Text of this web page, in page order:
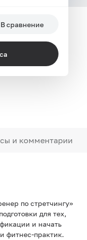
В сравнение
и комментарии
по стретчингу»
для тех,
и начать
фитнес-практик.